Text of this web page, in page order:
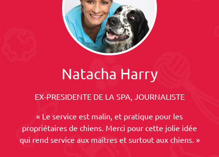
Natacha Harry
EX-PRESIDENTE DE LA SPA, JOURNALISTE
« Le service est malin, et pratique pour les
propriétaires de chiens. Merci pour cette jolie idée
qui rend service aux maîtres et surtout aux chiens. »